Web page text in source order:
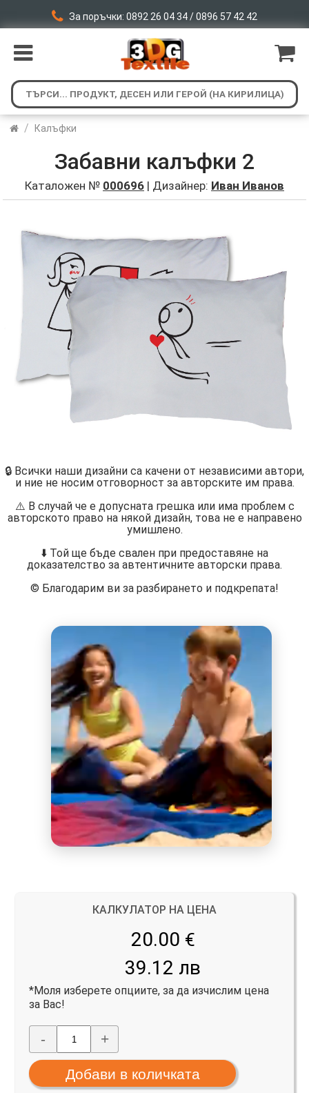
За поръчки: 0892 26 04 34 / 0896 57 42 42
/ Калъфки
Забавни калъфки 2
Каталожен № 000696 | Дизайнер: Иван Иванов
🔒 Всички наши дизайни са качени от независими автори,
и ние не носим отговорност за авторските им права.
⚠️ В случай че е допусната грешка или има проблем с
авторското право на някой дизайн, това не е направено
умишлено.
⬇️ Той ще бъде свален при предоставяне на
доказателство за автентичните авторски права.
©️ Благодарим ви за разбирането и подкрепата!
КАЛКУЛАТОР НА ЦЕНА
20.00 €
39.12 лв
*Моля изберете опциите, за да изчислим цена
за Вас!
- +